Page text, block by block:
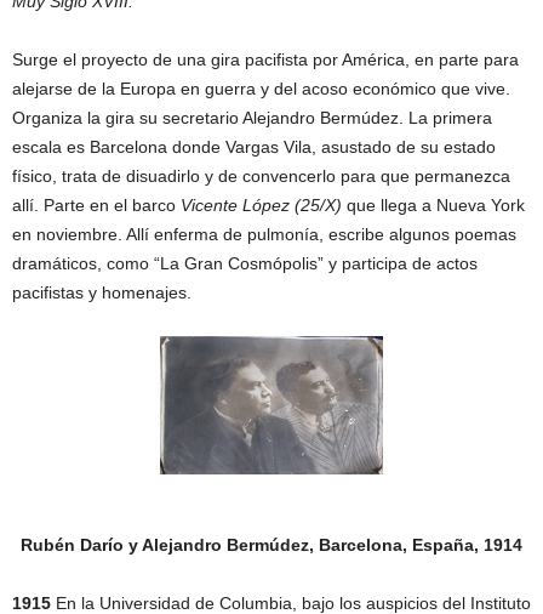
Surge el proyecto de una gira pacifista por América, en parte para
alejarse de la Europa en guerra y del acoso económico que vive.
Organiza la gira su secretario Alejandro Bermúdez. La primera
escala es Barcelona donde Vargas Vila, asustado de su estado
físico, trata de disuadirlo y de convencerlo para que permanezca
allí. Parte en el barco Vicente López (25/X) que llega a Nueva York
en noviembre. Allí enferma de pulmonía, escribe algunos poemas
dramáticos, como “La Gran Cosmópolis” y participa de actos
pacifistas y homenajes.
Rubén Darío y Alejandro Bermúdez, Barcelona, España, 1914
1915 En la Universidad de Columbia, bajo los auspicios del Instituto